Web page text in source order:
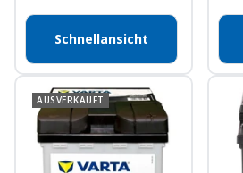
Schnellansicht
AUSVERKAUFT